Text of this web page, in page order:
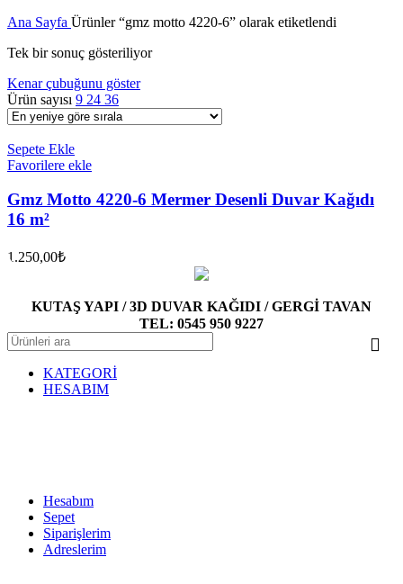
Ana Sayfa Ürünler “gmz motto 4220-6” olarak etiketlendi
Tek bir sonuç gösteriliyor
Kenar çubuğunu göster
Ürün sayısı 9 24 36
Sepete Ekle
Favorilere ekle
Gmz Motto 4220-6 Mermer Desenli Duvar Kağıdı
16 m²
1.250,00₺
KUTAŞ YAPI / 3D DUVAR KAĞIDI / GERGİ TAVAN
TEL: 0545 950 9227
KATEGORİ
HESABIM
Hesabım
Sepet
Siparişlerim
Adreslerim